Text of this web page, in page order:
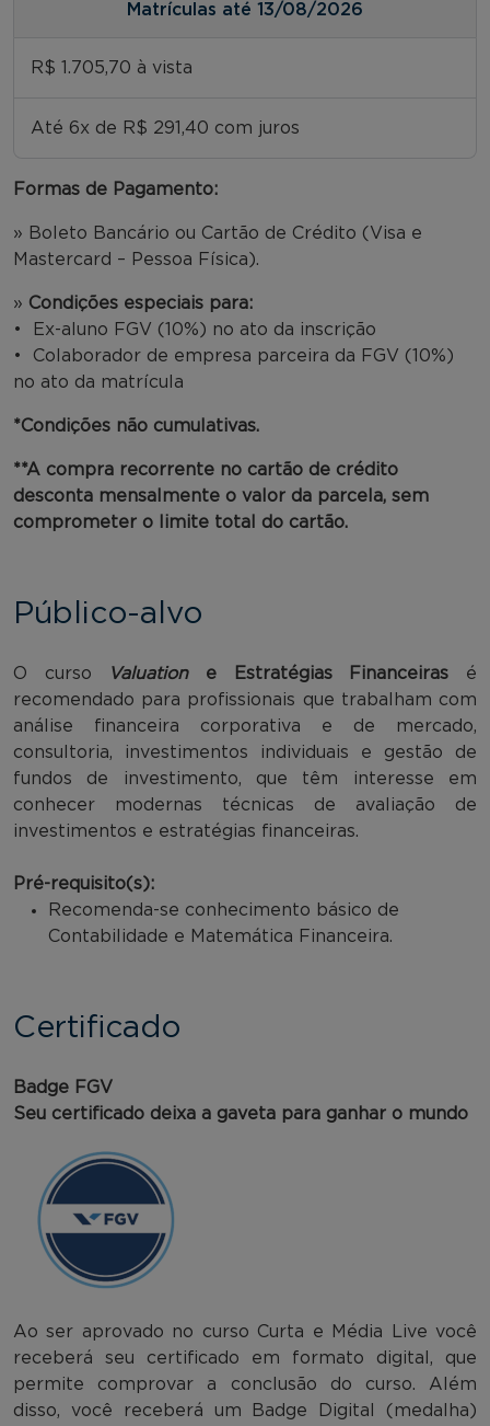
Matrículas até 13/08/2026
R$ 1.705,70 à vista
Até 6x de R$ 291,40 com juros
Formas de Pagamento:
» Boleto Bancário ou Cartão de Crédito (Visa e
Mastercard – Pessoa Física).
» Condições especiais para:
• Ex-aluno FGV (10%) no ato da inscrição
• Colaborador de empresa parceira da FGV (10%)
no ato da matrícula
*Condições não cumulativas.
**A compra recorrente no cartão de crédito
desconta mensalmente o valor da parcela, sem
comprometer o limite total do cartão.
Público-alvo
O curso Valuatione Estratégias Financeiras é
recomendado para profissionais que trabalham com
análise financeira corporativa e de mercado,
consultoria, investimentos individuais e gestão de
fundos de investimento, que têm interesse em
conhecer modernas técnicas de avaliação de
investimentos e estratégias financeiras.
Pré-requisito(s):
Recomenda-se conhecimento básico de
Contabilidade e Matemática Financeira.
Certificado
Badge FGV
Seu certificado deixa a gaveta para ganhar o mundo
Ao ser aprovado no curso Curta e Média Live você
receberá seu certificado em formato digital, que
permite comprovar a conclusão do curso. Além
disso, você receberá um Badge Digital (medalha)